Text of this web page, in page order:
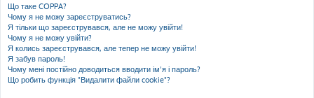
Що таке COPPA?
Чому я не можу зареєструватись?
Я тільки що зареєструвався, але не можу увійти!
Чому я не можу увійти?
Я колись зареєструвався, але тепер не можу увійти!
Я забув пароль!
Чому мені постійно доводиться вводити ім’я і пароль?
Що робить функція "Видалити файли cookie"?